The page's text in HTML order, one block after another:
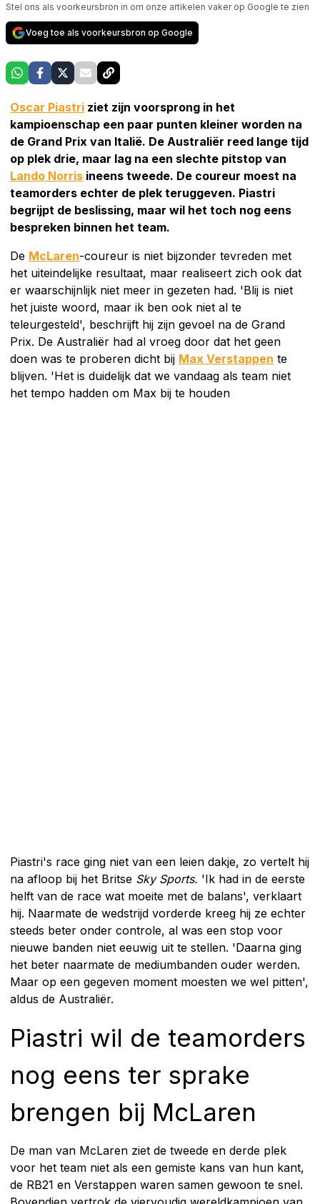
Stel ons als voorkeursbron in om onze artikelen vaker op Google te zien
Voeg toe als voorkeursbron op Google
Oscar Piastri ziet zijn voorsprong in het
kampioenschap een paar punten kleiner worden na
de Grand Prix van Italië. De Australiër reed lange tijd
op plek drie, maar lag na een slechte pitstop van
Lando Norris ineens tweede. De coureur moest na
teamorders echter de plek teruggeven. Piastri
begrijpt de beslissing, maar wil het toch nog eens
bespreken binnen het team.
De McLaren-coureur is niet bijzonder tevreden met
het uiteindelijke resultaat, maar realiseert zich ook dat
er waarschijnlijk niet meer in gezeten had. 'Blij is niet
het juiste woord, maar ik ben ook niet al te
teleurgesteld', beschrijft hij zijn gevoel na de Grand
Prix. De Australiër had al vroeg door dat het geen
doen was te proberen dicht bij Max Verstappen te
blijven. 'Het is duidelijk dat we vandaag als team niet
het tempo hadden om Max bij te houden
Piastri's race ging niet van een leien dakje, zo vertelt hij
na afloop bij het Britse Sky Sports. 'Ik had in de eerste
helft van de race wat moeite met de balans', verklaart
hij. Naarmate de wedstrijd vorderde kreeg hij ze echter
steeds beter onder controle, al was een stop voor
nieuwe banden niet eeuwig uit te stellen. 'Daarna ging
het beter naarmate de mediumbanden ouder werden.
Maar op een gegeven moment moesten we wel pitten',
aldus de Australiër.
Piastri wil de teamorders
nog eens ter sprake
brengen bij McLaren
De man van McLaren ziet de tweede en derde plek
voor het team niet als een gemiste kans van hun kant,
de RB21 en Verstappen waren samen gewoon te snel.